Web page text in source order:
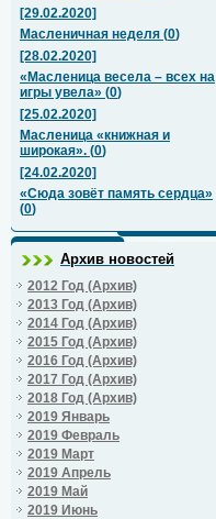
[29.02.2020]
Масленичная неделя (0)
[28.02.2020]
«Масленица весела – всех на
игры увела» (0)
[25.02.2020]
Масленица «книжная и
широкая». (0)
[24.02.2020]
«Сюда зовёт память сердца»
(0)
Архив новостей
2012 Год (Архив)
2013 Год (Архив)
2014 Год (Архив)
2015 Год (Архив)
2016 Год (Архив)
2017 Год (Архив)
2018 Год (Архив)
2019 Январь
2019 Февраль
2019 Март
2019 Апрель
2019 Май
2019 Июнь